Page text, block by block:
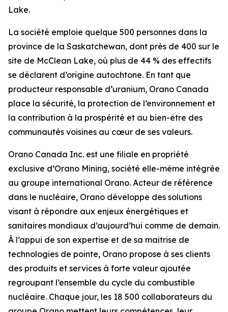
Lake.
La société emploie quelque 500 personnes dans la
province de la Saskatchewan, dont près de 400 sur le
site de McClean Lake, où plus de 44 % des effectifs
se déclarent d’origine autochtone. En tant que
producteur responsable d’uranium, Orano Canada
place la sécurité, la protection de l’environnement et
la contribution à la prospérité et au bien-être des
communautés voisines au cœur de ses valeurs.
Orano Canada Inc. est une filiale en propriété
exclusive d’Orano Mining, société elle-même intégrée
au groupe international Orano. Acteur de référence
dans le nucléaire, Orano développe des solutions
visant à répondre aux enjeux énergétiques et
sanitaires mondiaux d’aujourd’hui comme de demain.
À l’appui de son expertise et de sa maîtrise de
technologies de pointe, Orano propose à ses clients
des produits et services à forte valeur ajoutée
regroupant l’ensemble du cycle du combustible
nucléaire. Chaque jour, les 18 500 collaborateurs du